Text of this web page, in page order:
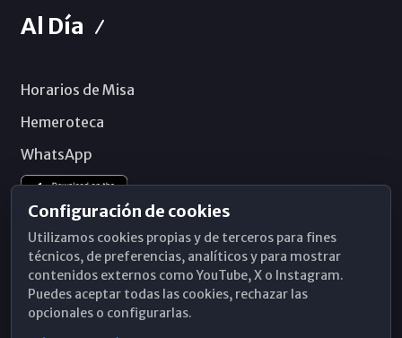
Al Día
Horarios de Misa
Hemeroteca
WhatsApp
Configuración de cookies
Utilizamos cookies propias y de terceros para fines
técnicos, de preferencias, analíticos y para mostrar
contenidos externos como YouTube, X o Instagram.
Puedes aceptar todas las cookies, rechazar las
opcionales o configurarlas.